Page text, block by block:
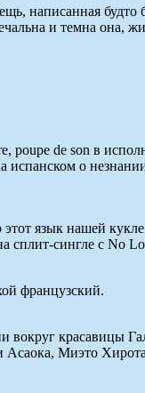
написанная
и темна она,
de son в
испанском о
язык нашей
сингле с No
французский.
красавицы
Асаока, Миэто